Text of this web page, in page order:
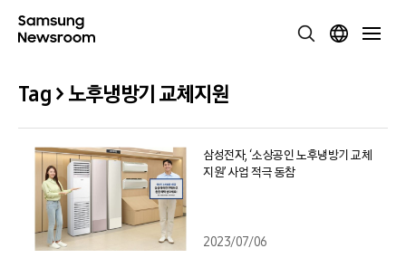
Tag > 노후냉방기 교체지원
삼성전자, ‘소상공인 노후냉방기 교체
지원’ 사업 적극 동참
2023/07/06